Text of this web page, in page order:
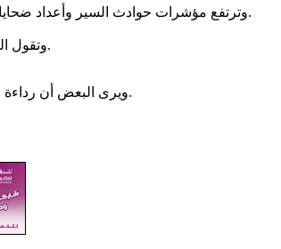
وترتفع مؤشرات حوادث السير وأعداد ضحاياها في هذه الفترة من العام، نظراً للإقبال المتزايد على المدن الداخلية خلال موسم الأمطار.
‏‎وتقول الحكومة إن النسبة الأعلى من هذه الحوادث عائدة لسلوك السائقين ونوم بعضهم أثناء القيادة.
ويرى البعض أن رداءة الطرق ووضعية المركبات تلعب دوراً كبيراً في تزايد عدد حوادث السير على الطرق الوطنية.